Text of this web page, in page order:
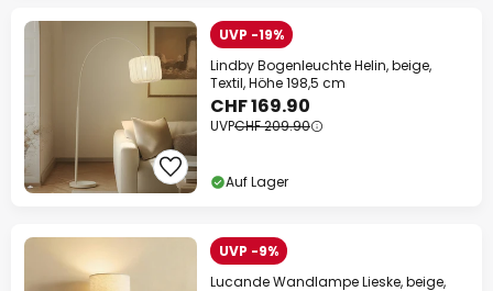
UVP -19%
Lindby Bogenleuchte Helin, beige,
Textil, Höhe 198,5 cm
CHF 169.90
UVPCHF 209.90
Auf Lager
UVP -9%
Lucande Wandlampe Lieske, beige,